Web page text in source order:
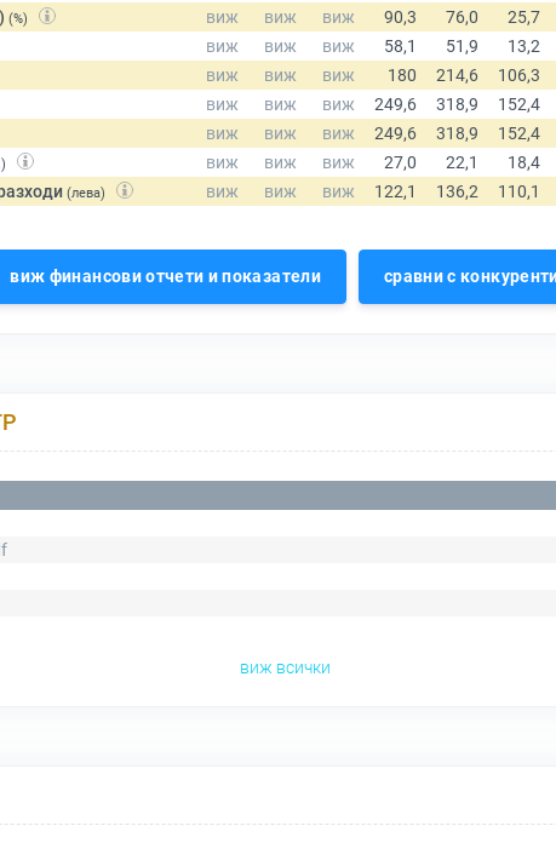
(%)
(лева)
виж финансови отчети и показатели сравни с
виж всички